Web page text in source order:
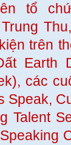
tổ
trên
Earth
các
Speak,
Talent